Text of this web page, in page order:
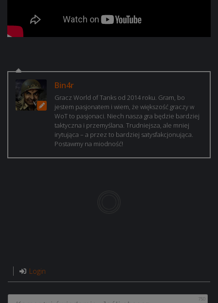
Bin4r
Gracz World of Tanks od 2014 roku. Gram, bo
jestem pasjonatem i wiem, że większość graczy w
WoT to pasjonaci. Niech nasza gra będzie bardziej
taktyczna i przemyślana. Trudniejsza, ale mniej
irytująca – a przez to bardziej satysfakcjonująca.
Postawmy na miodność!
Login
750